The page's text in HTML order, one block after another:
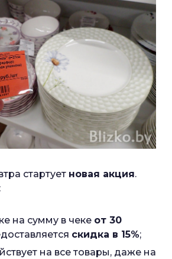
стартует новая акция.
на сумму в чеке от 30
скидка в 15%;
на все товары, даже на